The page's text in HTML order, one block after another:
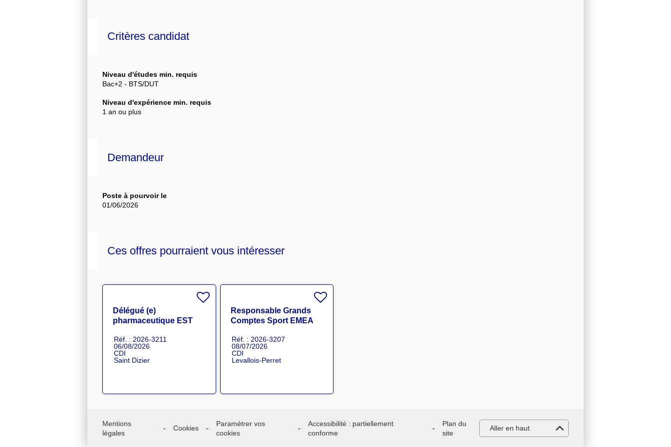
Critères candidat
Niveau d'études min. requis
Bac+2 - BTS/DUT
Niveau d'expérience min. requis
1 an ou plus
Demandeur
Poste à pourvoir le
01/06/2026
Ces offres pourraient vous intéresser
Délégué (e)
pharmaceutique EST
Réf. : 2026-3211
06/08/2026
CDI
Saint Dizier
Responsable Grands
Comptes Sport EMEA
Réf. : 2026-3207
08/07/2026
CDI
Levallois-Perret
Mentions
légales
Cookies
Paramétrer vos
cookies
Accessibilité : partiellement
conforme
Plan du
site
Aller en haut